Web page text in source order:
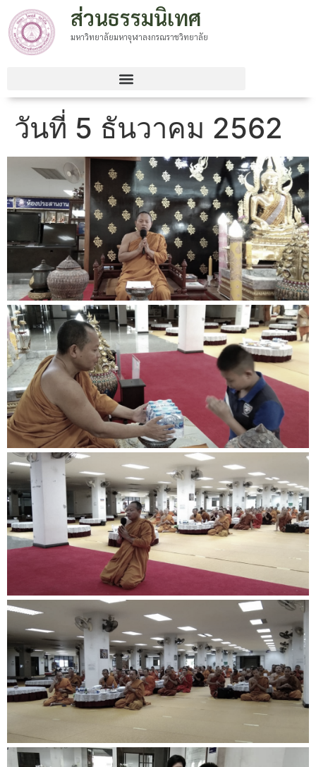
ส่วนธรรมนิเทศ
มหาวิทยาลัยมหาจุฬาลงกรณราชวิทยาลัย
วันที่ 5 ธันวาคม 2562